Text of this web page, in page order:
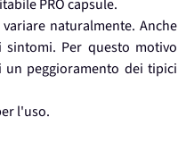
PRO capsule.
naturalmente. Anche
Per questo motivo
peggioramento dei tipici
l'uso.